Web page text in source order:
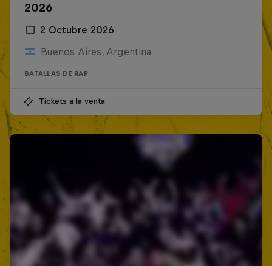
2026
2 Octubre 2026
Buenos Aires, Argentina
BATALLAS DE RAP
Tickets a la venta